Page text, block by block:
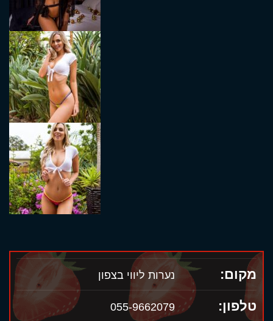
מקום: נערות ליווי בצפון
טלפון: 055-9662079